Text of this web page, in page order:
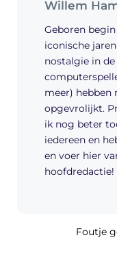
Willem
Geboren
iconische
nostalgie in
meer) hebben
opgevrolijkt.
ik nog beter
iedereen en
en voer hier
hoofdredactie!
Foutje